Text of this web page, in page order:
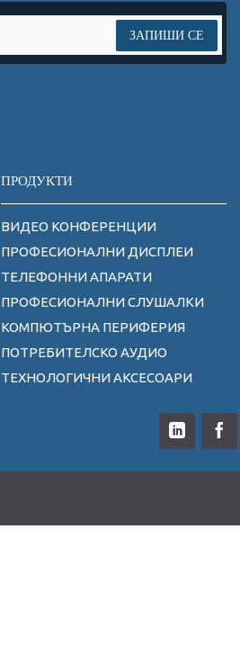
ЗАПИШИ СЕ
ПРОДУКТИ
ВИДЕО КОНФЕРЕНЦИИ
ПРОФЕСИОНАЛНИ ДИСПЛЕИ
ТЕЛЕФОННИ АПАРАТИ
ПРОФЕСИОНАЛНИ СЛУШАЛКИ
КОМПЮТЪРНА ПЕРИФЕРИЯ
ПОТРЕБИТЕЛСКО АУДИО
ТЕХНОЛОГИЧНИ АКСЕСОАРИ